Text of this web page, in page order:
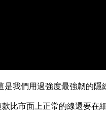
是我們用過強度最強韌的隱
比市面上正常的線還要在